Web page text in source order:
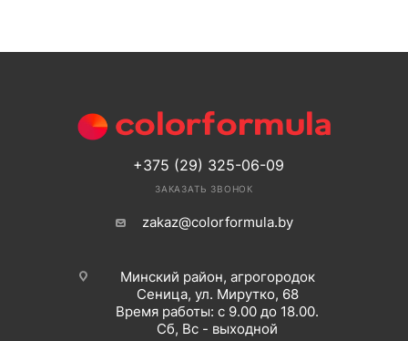
+375 (29) 325-06-09
ЗАКАЗАТЬ ЗВОНОК
zakaz@colorformula.by
Минский район, агрогородок
Сеница, ул. Мирутко, 68
Время работы: с 9.00 до 18.00.
Сб, Вс - выходной